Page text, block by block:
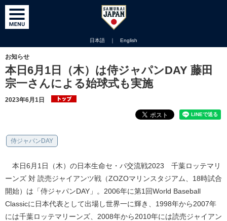
日本語 ｜ English
お知らせ
本日6月1日（木）は侍ジャパンDAY 藤田
宗一さんによる始球式も実施
2023年6月1日
侍ジャパンDAY
本日6月1日（木）の日本生命セ・パ交流戦2023 千葉ロッテマリ
ーンズ 対 読売ジャイアンツ戦（ZOZOマリンスタジアム、18時試合
開始）は「侍ジャパンDAY」。2006年に第1回World Baseball
Classicに日本代表として出場し世界一に輝き、1998年から2007年
には千葉ロッテマリーンズ、2008年から2010年には読売ジャイアン